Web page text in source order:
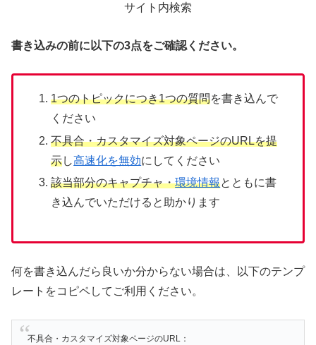
サイト内検索
書き込みの前に以下の3点をご確認ください。
1つのトピックにつき1つの質問を書き込んで
ください
不具合・カスタマイズ対象ページのURLを提
示し高速化を無効にしてください
該当部分のキャプチャ・環境情報とともに書
き込んでいただけると助かります
何を書き込んだら良いか分からない場合は、以下のテンプ
レートをコピペしてご利用ください。
不具合・カスタマイズ対象ページのURL：